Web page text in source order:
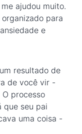
me ajudou muito.
para
e
resultado de
de você vir -
processo
que seu pai
uma coisa -